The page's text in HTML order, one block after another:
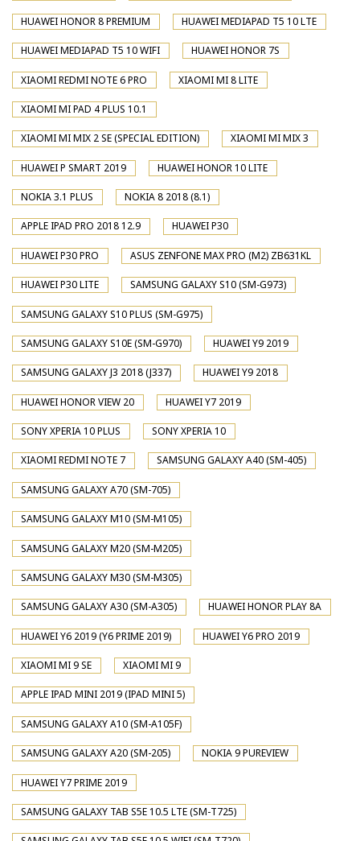
HUAWEI HONOR 8 PREMIUM HUAWEI MEDIAPAD T5 10 LTE
HUAWEI MEDIAPAD T5 10 WIFI HUAWEI HONOR 7S
XIAOMI REDMI NOTE 6 PRO XIAOMI MI 8 LITE
XIAOMI MI PAD 4 PLUS 10.1
XIAOMI MI MIX 2 SE (SPECIAL EDITION) XIAOMI MI MIX 3
HUAWEI P SMART 2019 HUAWEI HONOR 10 LITE
NOKIA 3.1 PLUS NOKIA 8 2018 (8.1)
APPLE IPAD PRO 2018 12.9 HUAWEI P30
HUAWEI P30 PRO ASUS ZENFONE MAX PRO (M2) ZB631KL
HUAWEI P30 LITE SAMSUNG GALAXY S10 (SM-G973)
SAMSUNG GALAXY S10 PLUS (SM-G975)
SAMSUNG GALAXY S10E (SM-G970) HUAWEI Y9 2019
SAMSUNG GALAXY J3 2018 (J337) HUAWEI Y9 2018
HUAWEI HONOR VIEW 20 HUAWEI Y7 2019
SONY XPERIA 10 PLUS SONY XPERIA 10
XIAOMI REDMI NOTE 7 SAMSUNG GALAXY A40 (SM-405)
SAMSUNG GALAXY A70 (SM-705)
SAMSUNG GALAXY M10 (SM-M105)
SAMSUNG GALAXY M20 (SM-M205)
SAMSUNG GALAXY M30 (SM-M305)
SAMSUNG GALAXY A30 (SM-A305) HUAWEI HONOR PLAY 8A
HUAWEI Y6 2019 (Y6 PRIME 2019) HUAWEI Y6 PRO 2019
XIAOMI MI 9 SE XIAOMI MI 9
APPLE IPAD MINI 2019 (IPAD MINI 5)
SAMSUNG GALAXY A10 (SM-A105F)
SAMSUNG GALAXY A20 (SM-205) NOKIA 9 PUREVIEW
HUAWEI Y7 PRIME 2019
SAMSUNG GALAXY TAB S5E 10.5 LTE (SM-T725)